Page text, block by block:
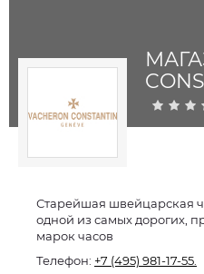
Старейшая швейцарская
одной из самых дорогих,
марок часов
Телефон: +7 (495) 981-17-55.